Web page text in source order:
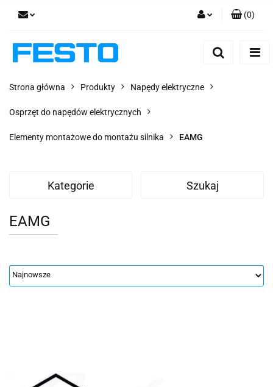
Dodaj zgłoszenie
(0)
Strona główna Produkty Napędy elektryczne
Osprzęt do napędów elektrycznych
Elementy montażowe do montażu silnika EAMG
Kategorie Szukaj
EAMG